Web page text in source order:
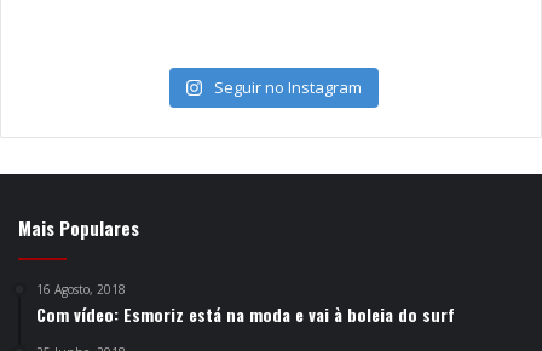
Seguir no Instagram
Mais Populares
16 Agosto, 2018
Com vídeo: Esmoriz está na moda e vai à boleia do surf